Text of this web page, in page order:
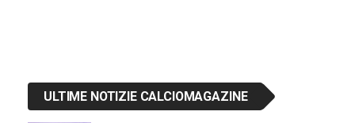
ULTIME NOTIZIE CALCIOMAGAZINE